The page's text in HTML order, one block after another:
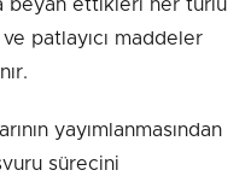
beyan ettikleri her türlü
patlayıcı maddeler
yayımlanmasından
sürecini